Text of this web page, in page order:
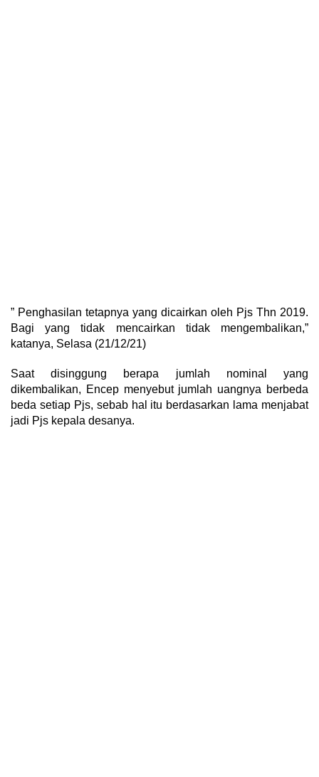
” Penghasilan tetapnya yang dicairkan oleh Pjs Thn 2019.
Bagi yang tidak mencairkan tidak mengembalikan,”
katanya, Selasa (21/12/21)
Saat disinggung berapa jumlah nominal yang
dikembalikan, Encep menyebut jumlah uangnya berbeda
beda setiap Pjs, sebab hal itu berdasarkan lama menjabat
jadi Pjs kepala desanya.